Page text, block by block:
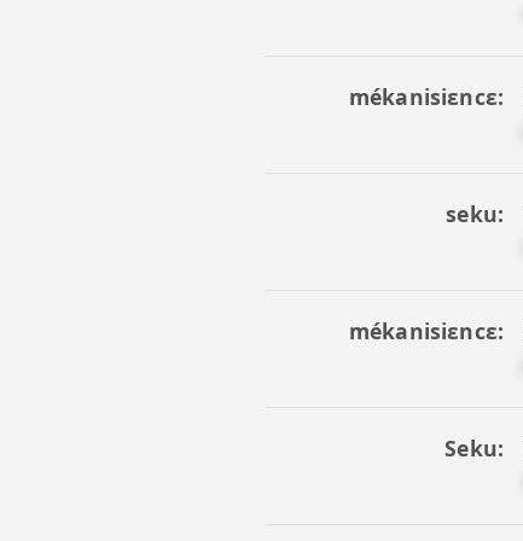
mékanisiɛncɛ
seku
mékanisiɛncɛ
Seku